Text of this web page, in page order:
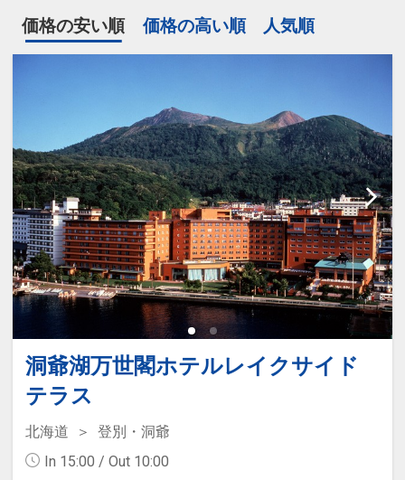
価格の安い順
価格の高い順 人気順
洞爺湖万世閣ホテルレイクサイド
テラス
北海道
登別・洞爺
In 15:00 / Out 10:00